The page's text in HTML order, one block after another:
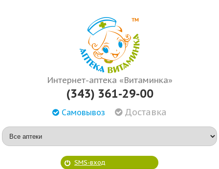
Интернет-аптека «Витаминка»
(343) 361-29-00
Самовывоз Доставка
SMS-вход